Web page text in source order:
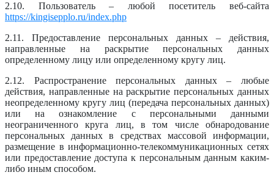
2.10. Пользователь – любой посетитель веб-сайта
https://kingisepplo.ru/index.php
2.11. Предоставление персональных данных – действия,
направленные на раскрытие персональных данных
определенному лицу или определенному кругу лиц.
2.12. Распространение персональных данных – любые
действия, направленные на раскрытие персональных данных
неопределенному кругу лиц (передача персональных данных)
или на ознакомление с персональными данными
неограниченного круга лиц, в том числе обнародование
персональных данных в средствах массовой информации,
размещение в информационно-телекоммуникационных сетях
или предоставление доступа к персональным данным каким-
либо иным способом.